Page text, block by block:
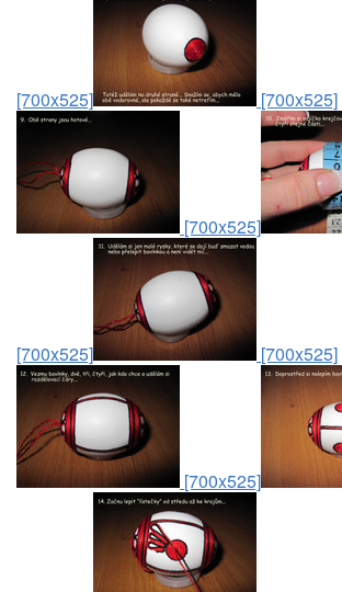
[700x525] [700x525]
[700x525]
[700x525] [700x525]
[700x525]